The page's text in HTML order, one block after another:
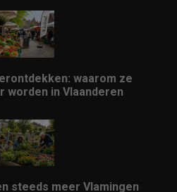
waarom ze
worden in Vlaanderen
steeds meer Vlamingen